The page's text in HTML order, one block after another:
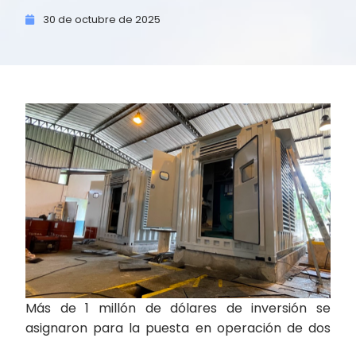
30 de octubre de 2025
Más de 1 millón de dólares de inversión se
asignaron para la puesta en operación de dos